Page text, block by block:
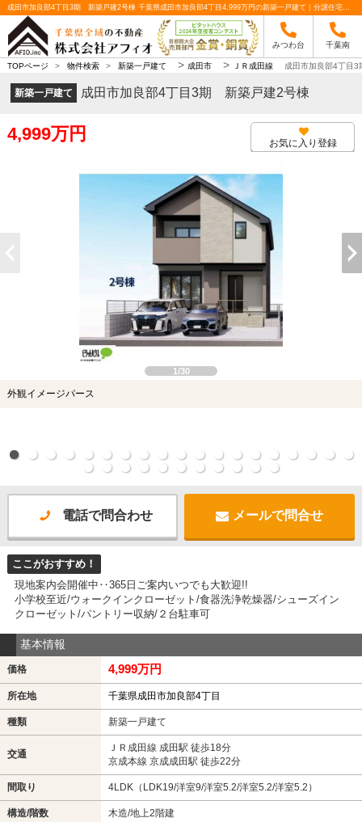
成田市加良部4丁目3期 新築戸建2号棟 千葉県成田市加良部4丁目4,999万円の新築一戸建て｜分譲住宅や新築物件｜株式会社アフィオ
みつわ台 千葉南
TOPページ > 物件検索 > 新築一戸建て > 成田市 > ＪＲ成田線 成田市加良部4丁目
新築一戸建て 成田市加良部4丁目3期 新築戸建2号棟
4,999万円 お気に入り登録
1/30
外観イメージパース
電話で問合わせ メールで問合せ
ここがおすすめ！
現地案内会開催中‥365日ご案内いつでも大歓迎!!
小学校至近/ウォークインクローゼット/食器洗浄乾燥器/シューズイン
クローゼット/パントリー収納/２台駐車可
基本情報
価格 4,999万円
所在地 千葉県成田市加良部4丁目
種類 新築一戸建て
交通
ＪＲ成田線 成田駅 徒歩18分
京成本線 京成成田駅 徒歩22分
間取り 4LDK（LDK19/洋室9/洋室5.2/洋室5.2/洋室5.2）
構造/階数 木造/地上2階建